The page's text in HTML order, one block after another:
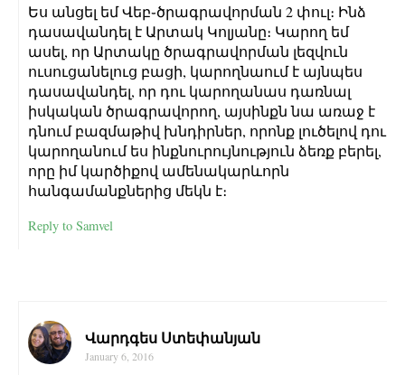
Ես անցել եմ Վեբ֊ծրագրավորման 2 փուլ։ Ինձ
դասավանդել է Արտակ Կոլյանը։ Կարող եմ
ասել, որ Արտակը ծրագրավորման լեզվուն
ուսուցանելուց բացի, կարողնաում է այնպես
դասավանդել, որ դու կարողանաս դառնալ
իսկական ծրագրավորող, այսինքն նա առաջ է
դնում բազմաթիվ խնդիրներ, որոնք լուծելով դու
կարողանում ես ինքնուրույնություն ձեռք բերել,
որը իմ կարծիքով ամենակարևորն
հանգամանքներից մեկն է։
Reply to Samvel
Վարդգես Ստեփանյան
January 6, 2016